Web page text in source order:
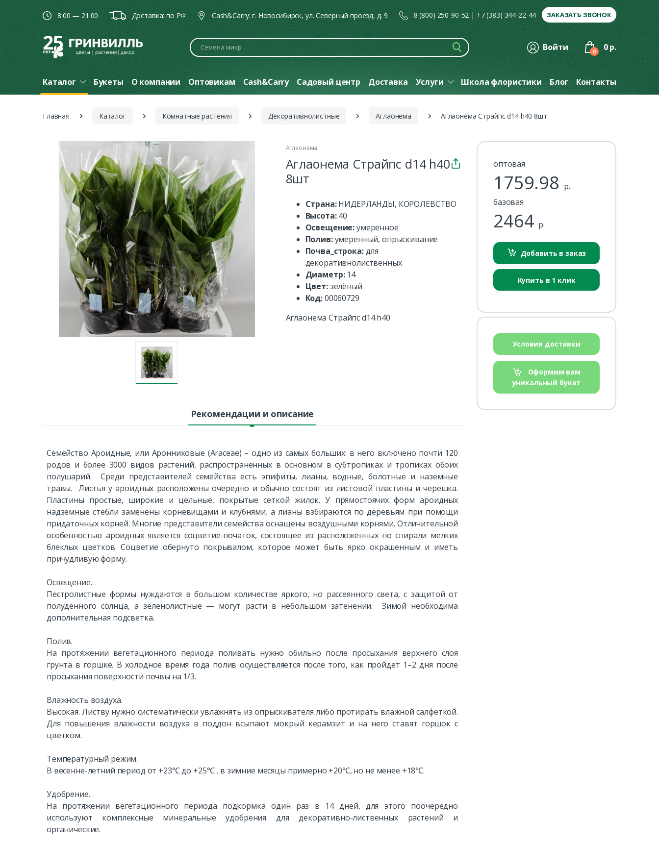
8:00 — 21:00 Доставка: по РФ Cash&Carry: г. Новосибирск, ул. Северный проезд, д. 9 8 (800) 250-90-52 | +7 (383) 344-22-44 ЗАКАЗАТЬ ЗВОНОК
Поиск Войти 0 0 р.
Каталог Букеты О компании Оптовикам Cash&Carry Садовый центр Доставка Услуги Школа флористики Блог Контакты
Главная Каталог Комнатные растения Декоративнолистные Аглаонема Аглаонема Страйпс d14 h40 8шт
Аглаонема
Аглаонема Страйпс d14 h40
8шт
Страна:НИДЕРЛАНДЫ, КОРОЛЕВСТВО
Высота:40
Освещение:умеренное
Полив:умеренный, опрыскивание
Почва_строка:для
декоративнолиственных
Диаметр: 14
Цвет:зелёный
Код:00060729
Аглаонема Страйпс d14 h40
оптовая
1759.98 р.
базовая
2464 р.
Добавить в заказ
Купить в 1 клик
Условия доставки
Оформим вам
уникальный букет
Рекомендации и описание
Семейство Ароидные, или Аронниковые (Araceae) – одно из самых больших: в него включено почти 120
родов и более 3000 видов растений, распространенных в основном в субтропиках и тропиках обоих
полушарий. Среди представителей семейства есть эпифиты, лианы, водные, болотные и наземные
травы. Листья у ароидных расположены очередно и обычно состоят из листовой пластины и черешка.
Пластины простые, широкие и цельные, покрытые сеткой жилок. У прямостоячих форм ароидных
надземные стебли заменены корневищами и клубнями, а лианы взбираются по деревьям при помощи
придаточных корней. Многие представители семейства оснащены воздушными корнями. Отличительной
особенностью ароидных является соцветие-початок, состоящее из расположенных по спирали мелких
блеклых цветков. Соцветие обернуто покрывалом, которое может быть ярко окрашенным и иметь
причудливую форму.
Освещение.
Пестролистные формы нуждаются в большом количестве яркого, но рассеянного света, с защитой от
полуденного солнца, а зеленолистные ― могут расти в небольшом затенении. Зимой необходима
дополнительная подсветка.
Полив.
На протяжении вегетационного периода поливать нужно обильно после просыхания верхнего слоя
грунта в горшке. В холодное время года полив осуществляется после того, как пройдет 1–2 дня после
просыхания поверхности почвы на 1/3.
Влажность воздуха.
Высокая. Листву нужно систематически увлажнять из опрыскивателя либо протирать влажной салфеткой.
Для повышения влажности воздуха в поддон всыпают мокрый керамзит и на него ставят горшок с
цветком.
Температурный режим.
В весенне-летний период от +23℃ до +25℃ , в зимние месяцы примерно +20℃, но не менее +18℃.
Удобрение.
На протяжении вегетационного периода подкормка один раз в 14 дней, для этого поочередно
используют комплексные минеральные удобрения для декоративно-лиственных растений и
органические.